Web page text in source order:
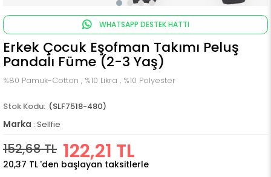
WHATSAPP DESTEK HATTI
Erkek Çocuk Eşofman Takımı Peluş
Pandalı Füme (2-3 Yaş)
%80 Pamuk-Cotton , %10 Likra , %10 Polyester
(SLF7518-480)
Marka : Sellfie
152,68 TL 122,21 TL
20,37 TL 'den başlayan taksitlerle